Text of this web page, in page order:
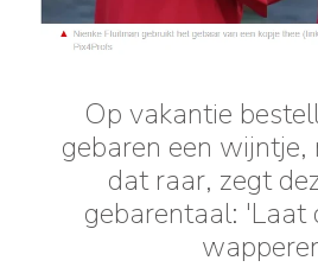
Op vakantie
gebaren een wijntje,
dat raar, zegt
gebarentaal: 'Laat